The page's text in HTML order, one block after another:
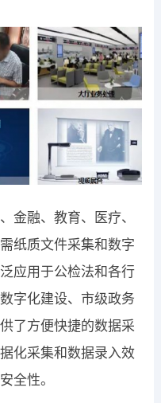
金融、教育、医疗、
纸质文件采集和数字
应用于公检法和各行
字化建设、市级政务
了方便快捷的数据采
化采集和数据录入效
全性。